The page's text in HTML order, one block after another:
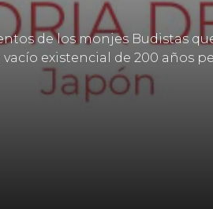
de los monjes Budistas
existencial de 200 años